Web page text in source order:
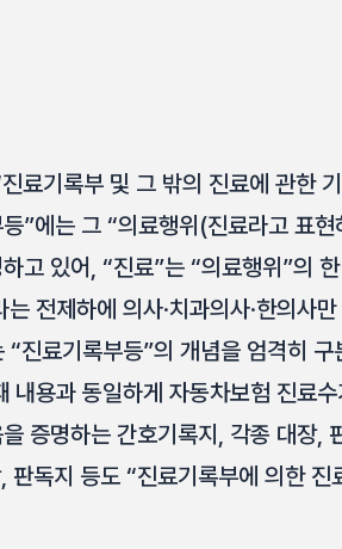
료기록부 및 그 밖의 진료에 관한
”에는 그 “의료행위(진료라고 표
고 있어, “진료”는 “의료행위”의
전제하에 의사·치과의사·한의사
진료기록부등”의 개념을 엄격히 구
내용과 동일하게 자동차보험 진료
증명하는 간호기록지, 각종 대장,
독지 등도 “진료기록부에 의한 진